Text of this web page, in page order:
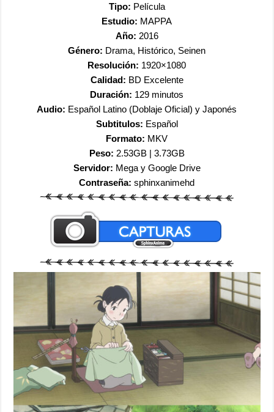
Tipo: Película
Estudio: MAPPA
Año: 2016
Género: Drama, Histórico, Seinen
Resolución: 1920×1080
Calidad: BD Excelente
Duración: 129 minutos
Audio: Español Latino (Doblaje Oficial) y Japonés
Subtitulos: Español
Formato: MKV
Peso: 2.53GB | 3.73GB
Servidor: Mega y Google Drive
Contraseña: sphinxanimehd